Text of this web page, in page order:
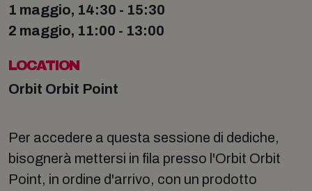
1 maggio, 14:30 - 15:30
2 maggio, 11:00 - 13:00
LOCATION
Orbit Orbit Point
Per accedere a questa sessione di dediche,
bisognerà mettersi in fila presso l'Orbit Orbit
Point, in ordine d'arrivo, con un prodotto